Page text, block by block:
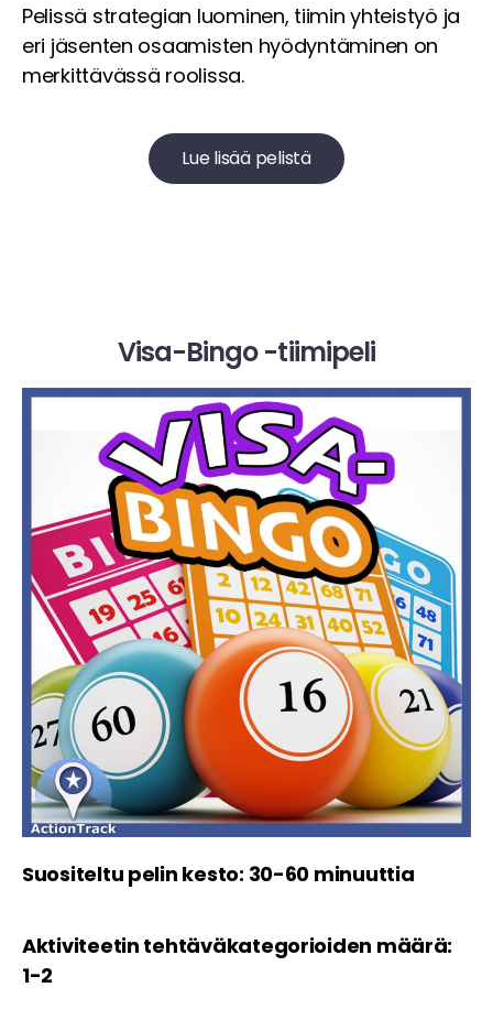
Pelissä strategian luominen, tiimin yhteistyö ja
eri jäsenten osaamisten hyödyntäminen on
merkittävässä roolissa.
Lue lisää pelistä
Visa-Bingo -tiimipeli
Suositeltu pelin kesto: 30-60 minuuttia
Aktiviteetin tehtäväkategorioiden määrä:
1-2